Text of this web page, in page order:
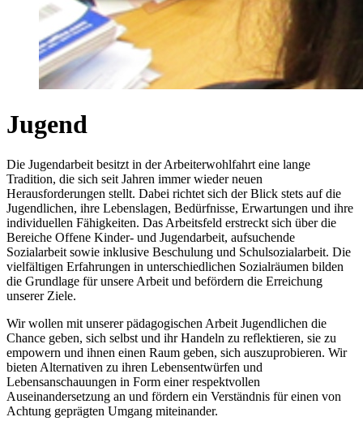
Jugend
Die Jugendarbeit besitzt in der Arbeiterwohlfahrt eine lange
Tradition, die sich seit Jahren immer wieder neuen
Herausforderungen stellt. Dabei richtet sich der Blick stets auf die
Jugendlichen, ihre Lebenslagen, Bedürfnisse, Erwartungen und ihre
individuellen Fähigkeiten. Das Arbeitsfeld erstreckt sich über die
Bereiche Offene Kinder- und Jugendarbeit, aufsuchende
Sozialarbeit sowie inklusive Beschulung und Schulsozialarbeit. Die
vielfältigen Erfahrungen in unterschiedlichen Sozialräumen bilden
die Grundlage für unsere Arbeit und befördern die Erreichung
unserer Ziele.
Wir wollen mit unserer pädagogischen Arbeit Jugendlichen die
Chance geben, sich selbst und ihr Handeln zu reflektieren, sie zu
empowern und ihnen einen Raum geben, sich auszuprobieren. Wir
bieten Alternativen zu ihren Lebensentwürfen und
Lebensanschauungen in Form einer respektvollen
Auseinandersetzung an und fördern ein Verständnis für einen von
Achtung geprägten Umgang miteinander.